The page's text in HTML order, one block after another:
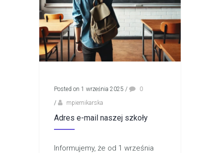
Posted on 1 września 2025 /
0
/
mpiernikarska
Adres e-mail naszej szkoły
Informujemy, że od 1 września